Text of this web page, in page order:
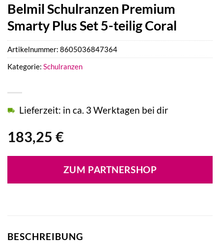
Belmil Schulranzen Premium
Smarty Plus Set 5-teilig Coral
183,25 €
Lieferzeit: in ca. 3 Werktagen bei dir
ZUM PARTNERSHOP
Artikelnummer: 8605036847364
Kategorie: Schulranzen
BESCHREIBUNG